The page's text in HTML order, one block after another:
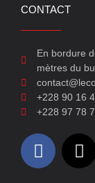
CONTACT
En bordure
mètres du
+228 90 16
+228 97 78